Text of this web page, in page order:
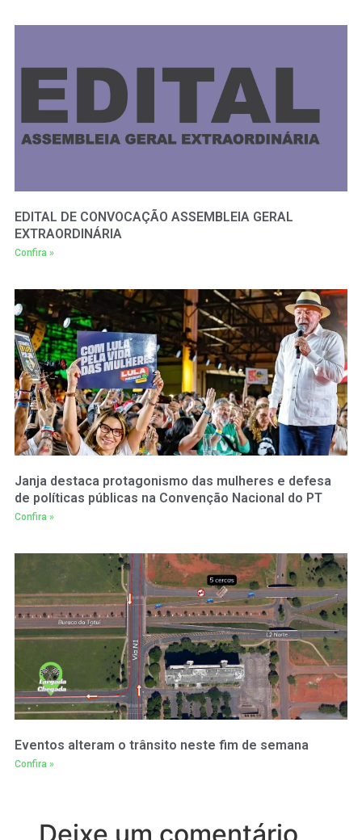
EDITAL DE CONVOCAÇÃO ASSEMBLEIA GERAL
EXTRAORDINÁRIA
Confira »
Janja destaca protagonismo das mulheres e defesa
de políticas públicas na Convenção Nacional do PT
Confira »
Eventos alteram o trânsito neste fim de semana
Confira »